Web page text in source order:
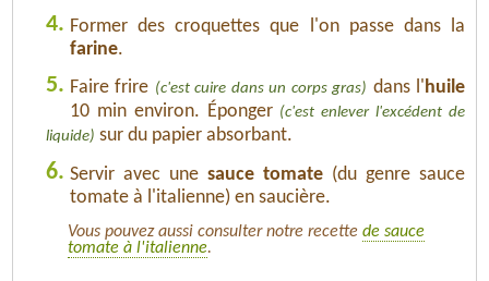
4. Former des croquettes que l'on passe dans la
farine.
5. Faire frire (c'est cuire dans un corps gras) dans l' huile
10 min environ. Éponger (c'est enlever l'excédent de
liquide) sur du papier absorbant.
6. Servir avec une sauce tomate (du genre sauce
tomate à l'italienne) en saucière.
Vous pouvez aussi consulter notre recette de sauce
tomate à l'italienne.